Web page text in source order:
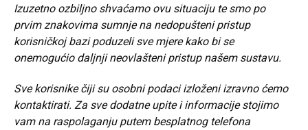
Izuzetno ozbiljno shvaćamo ovu situaciju te smo po
prvim znakovima sumnje na nedopušteni pristup
korisničkoj bazi poduzeli sve mjere kako bi se
onemogućio daljnji neovlašteni pristup našem sustavu.
Sve korisnike čiji su osobni podaci izloženi izravno ćemo
kontaktirati. Za sve dodatne upite i informacije stojimo
vam na raspolaganju putem besplatnog telefona